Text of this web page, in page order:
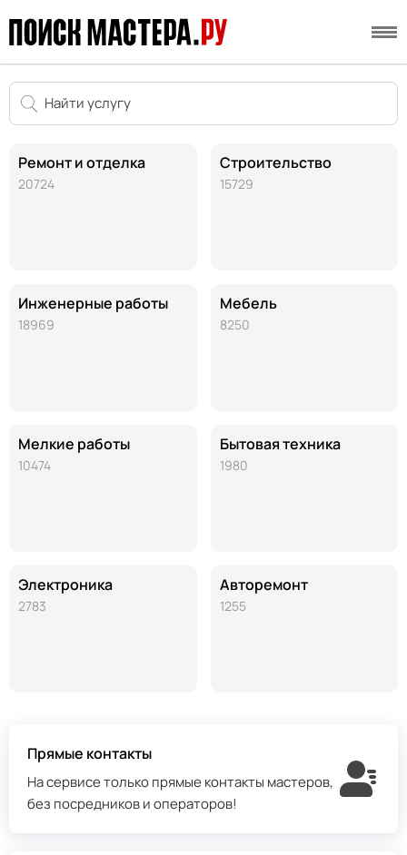
Ремонт и отделка
20724
Инженерные работы
18969
Мелкие работы
10474
Электроника
2783
Строительство
15729
Мебель
8250
Бытовая техника
1980
Авторемонт
1255
Прямые контакты
На сервисе только прямые контакты мастеров,
без посредников и операторов!